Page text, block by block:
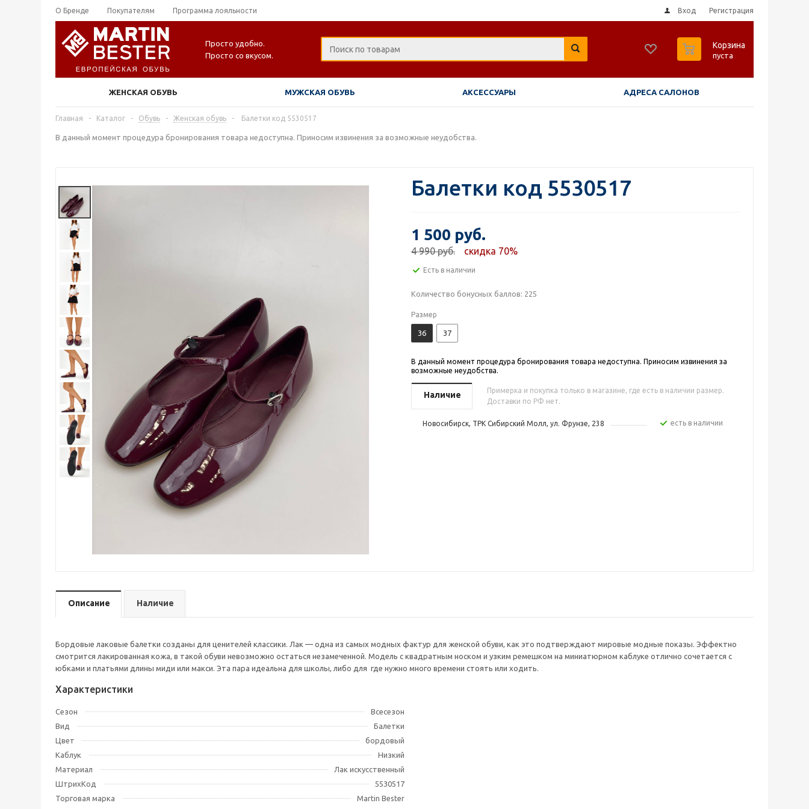
О Бренде Покупателям Программа лояльности Вход Регистрация
Просто удобно.
Просто со вкусом.
Корзина
пуста
ЖЕНСКАЯ ОБУВЬ МУЖСКАЯ ОБУВЬ АКСЕССУАРЫ АДРЕСА САЛОНОВ
Главная - Каталог - Обувь - Женская обувь - Балетки код 5530517
В данный момент процедура бронирования товара недоступна. Приносим извинения за возможные неудобства.
Балетки код 5530517
1 500 руб.
4 990 руб. скидка 70%
Есть в наличии
Количество бонусных баллов: 225
Размер
36 37
В данный момент процедура бронирования товара недоступна. Приносим извинения за
возможные неудобства.
Наличие
Примерка и покупка только в магазине, где есть в наличии размер.
Доставки по РФ нет.
Новосибирск, ТРК Сибирский Молл, ул. Фрунзе, 238 Есть в наличии
Описание Наличие
Бордовые лаковые балетки созданы для ценителей классики. Лак — одна из самых модных фактур для женской обуви, как это подтверждают мировые модные показы. Эффектно
смотрится лакированная кожа, в такой обуви невозможно остаться незамеченной. Модель с квадратным носком и узким ремешком на миниатюрном каблуке отлично сочетается с
юбками и платьями длины миди или макси. Эта пара идеальна для школы, либо для где нужно много времени стоять или ходить.
Характеристики
Сезон
Всесезон
Вид
Балетки
Цвет
бордовый
Каблук
Низкий
Материал
Лак искусственный
ШтрихКод
5530517
Торговая марка
Martin Bester